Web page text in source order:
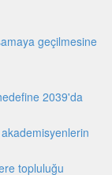
geçilmesine
2039'da
topluluğu